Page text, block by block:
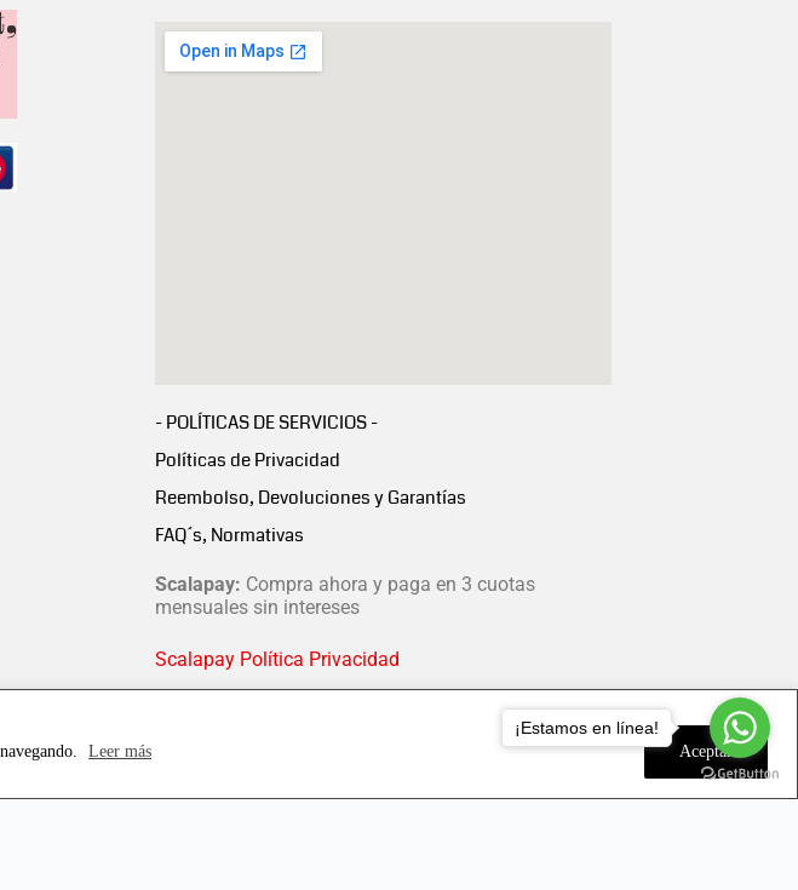
Leer más Aceptar
- POLÍTICAS DE SERVICIOS -
Políticas de Privacidad
Reembolso, Devoluciones y Garantías
FAQ´s, Normativas
Scalapay: Compra ahora y paga en 3 cuotas
mensuales sin intereses
Scalapay Política Privacidad
¡Estamos en línea!